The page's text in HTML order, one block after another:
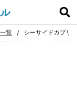
覧 シーサイドカプリ